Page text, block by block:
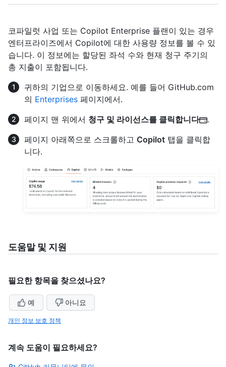
코파일럿 사업 또는 Copilot Enterprise 플랜이 있는 경우
엔터프라이즈에서 Copilot에 대한 사용량 정보를 볼 수 있
습니다. 이 정보에는 할당된 좌석 수와 현재 청구 주기의
총 지출이 포함됩니다.
귀하의 기업으로 이동하세요. 예를 들어 GitHub.com
의 Enterprises 페이지에서.
페이지 맨 위에서 청구 및 라이선스를 클릭합니다
.
페이지 아래쪽으로 스크롤하고 Copilot 탭을 클릭합
니다.
도움말 및 지원
필요한 항목을 찾으셨나요?
예 아니요
개인 정보 보호 정책
계속 도움이 필요하세요?